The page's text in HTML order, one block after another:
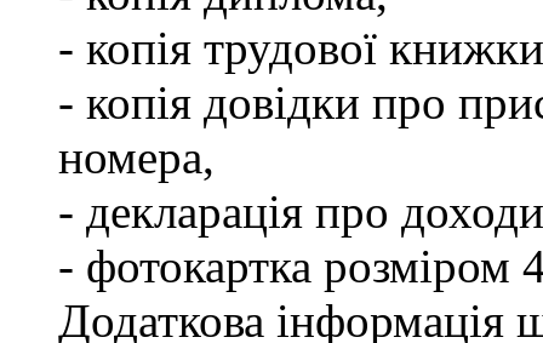
- копія трудової
- копія довідки про
номера,
- декларація про
- фотокартка розміром
Додаткова інформація